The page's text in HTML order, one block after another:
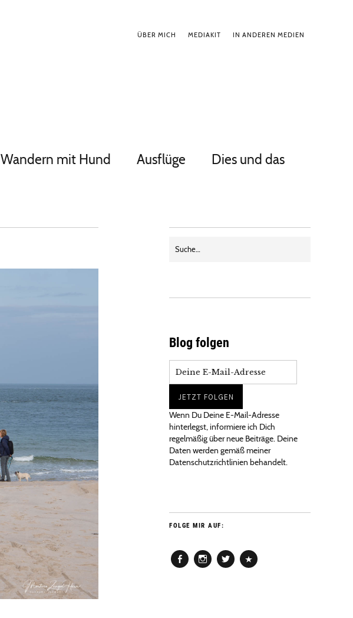
ÜBER MICH MEDIAKIT IN ANDEREN MEDIEN
Wandern mit Hund Ausflüge Dies und das
Blog folgen
Wenn Du Deine E-Mail-Adresse
hinterlegst, informiere ich Dich
regelmäßig über neue Beiträge. Deine
Daten werden gemäß meiner
Datenschutzrichtlinien behandelt.
FOLGE MIR AUF: